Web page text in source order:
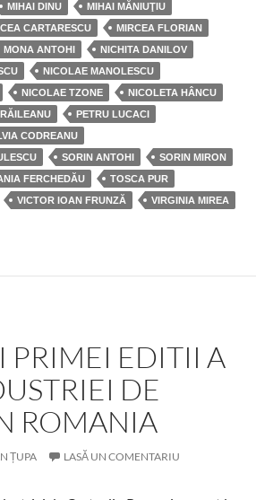
MIHAI DINU
MIHAI MĂNIUŢIU
CARTARESCU
MIRCEA FLORIAN
MONA ANTOHI
NICHITA DANILOV
NICOLAE MANOLESCU
NICOLAE TZONE
NICOLETA HÂNCU
PETRU LUCACI
CODREANU
SORIN ANTOHI
SORIN MIRON
FERCHEDĂU
TOSCA PUR
VICTOR IOAN FRUNZĂ
VIRGINIA MIREA
PRIMEI EDITII A
DE
ROMANIA
ȚUPA LASĂ UN COMENTARIU